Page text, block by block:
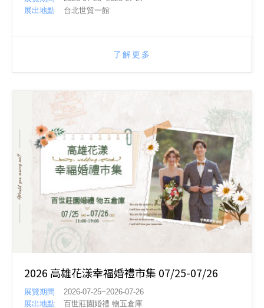
展出地點
台北世貿一館
了解更多
2026 高雄花漾幸福婚禮市集 07/25-07/26
展覽期間
2026-07-25~2026-07-26
展出地點
百世莊園婚禮 物五倉庫